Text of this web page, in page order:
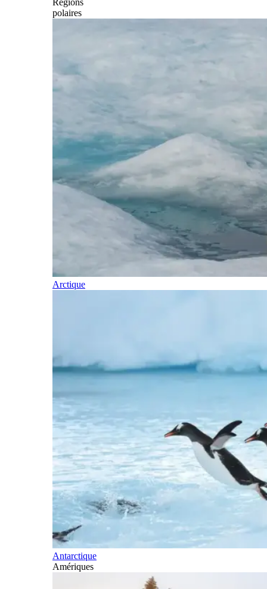
Régions
polaires
Arctique
Antarctique
Amériques